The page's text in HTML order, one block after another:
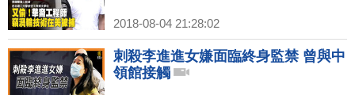
2018-08-04 21:28:02
刺殺李進進女嫌面臨終身監禁 曾與中
領館接觸